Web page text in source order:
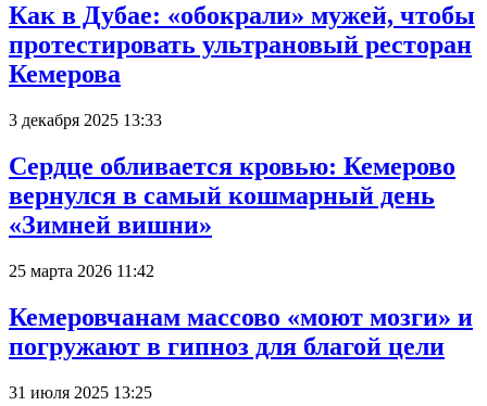
Как в Дубае: «обокрали» мужей, чтобы
протестировать ультрановый ресторан
Кемерова
3 декабря 2025 13:33
Сердце обливается кровью: Кемерово
вернулся в самый кошмарный день
«Зимней вишни»
25 марта 2026 11:42
Кемеровчанам массово «моют мозги» и
погружают в гипноз для благой цели
31 июля 2025 13:25